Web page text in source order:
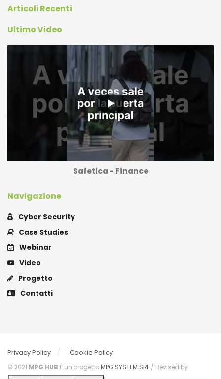
Articoli Recenti
Ultimo Video
Safetica - Finance
Navigazione
Cyber Security
Case Studies
Webinar
Video
Progetto
Contatti
Privacy Policy Cookie Policy
© 2021 MPG HUB È un progettoMPG SYSTEM SRL / Devised by